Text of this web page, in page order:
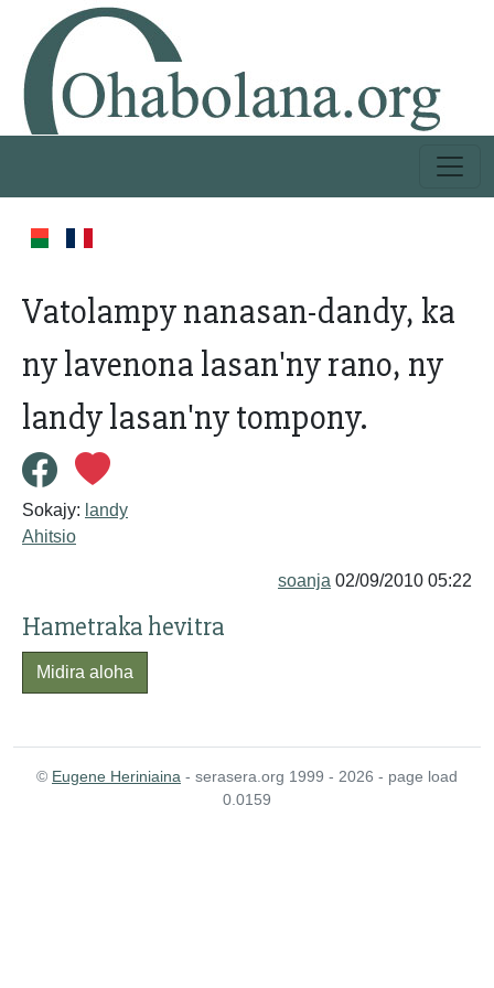
Vatolampy nanasan-dandy, ka
ny lavenona lasan'ny rano, ny
landy lasan'ny tompony.
Sokajy: landy
Ahitsio
soanja 02/09/2010 05:22
Hametraka hevitra
Midira aloha
© Eugene Heriniaina - serasera.org 1999 - 2026 - page load
0.0159